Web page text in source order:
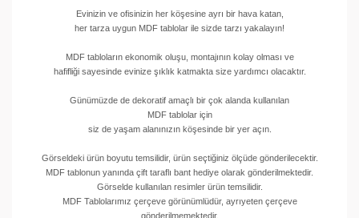
Evinizin ve ofisinizin her köşesine ayrı bir hava katan,
her tarza uygun MDF tablolar ile sizde tarzı yakalayın!
MDF tabloların ekonomik oluşu, montajının kolay olması ve
hafifliği sayesinde evinize şıklık katmakta size yardımcı olacaktır.
Günümüzde de dekoratif amaçlı bir çok alanda kullanılan
MDF tablolar için
siz de yaşam alanınızın köşesinde bir yer açın.
Görseldeki ürün boyutu temsilidir, ürün seçtiğiniz ölçüde gönderilecektir.
MDF tablonun yanında çift taraflı bant hediye olarak gönderilmektedir.
Görselde kullanılan resimler ürün temsilidir.
MDF Tablolarımız çerçeve görünümlüdür, ayrıyeten çerçeve
gönderilmemektedir.